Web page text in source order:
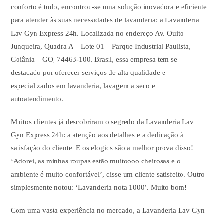
conforto é tudo, encontrou-se uma solução inovadora e eficiente
para atender às suas necessidades de lavanderia: a Lavanderia
Lav Gyn Express 24h. Localizada no endereço Av. Quito
Junqueira, Quadra A – Lote 01 – Parque Industrial Paulista,
Goiânia – GO, 74463-100, Brasil, essa empresa tem se
destacado por oferecer serviços de alta qualidade e
especializados em lavanderia, lavagem a seco e
autoatendimento.
Muitos clientes já descobriram o segredo da Lavanderia Lav
Gyn Express 24h: a atenção aos detalhes e a dedicação à
satisfação do cliente. E os elogios são a melhor prova disso!
‘Adorei, as minhas roupas estão muitoooo cheirosas e o
ambiente é muito confortável’, disse um cliente satisfeito. Outro
simplesmente notou: ‘Lavanderia nota 1000’. Muito bom!
Com uma vasta experiência no mercado, a Lavanderia Lav Gyn